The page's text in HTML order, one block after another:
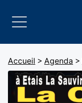
Accueil > Agenda >